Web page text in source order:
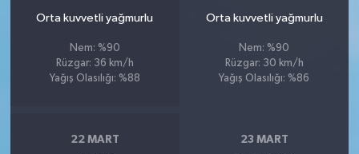
Orta kuvvetli yağmurlu
Nem: %90
Rüzgar: 36 km/h
Yağış Olasılığı: %88
Orta kuvvetli yağmurlu
Nem: %90
Rüzgar: 30 km/h
Yağış Olasılığı: %86
22 MART 23 MART